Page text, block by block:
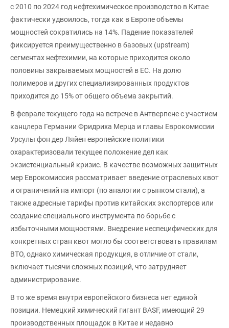
с 2010 по 2024 год нефтехимическое производство в Китае
фактически удвоилось, тогда как в Европе объемы
мощностей сократились на 14%. Падение показателей
фиксируется преимущественно в базовых (upstream)
сегментах нефтехимии, на которые приходится около
половины закрываемых мощностей в ЕС. На долю
полимеров и других специализированных продуктов
приходится до 15% от общего объема закрытий.
В феврале текущего года на встрече в Антверпене с участием
канцлера Германии Фридриха Мерца и главы Еврокомиссии
Урсулы фон дер Ляйен европейские политики
охарактеризовали текущее положение дел как
экзистенциальный кризис. В качестве возможных защитных
мер Еврокомиссия рассматривает введение отраслевых квот
и ограничений на импорт (по аналогии с рынком стали), а
также адресные тарифы против китайских экспортеров или
создание специального инструмента по борьбе с
избыточными мощностями. Внедрение неспецифических для
конкретных стран квот могло бы соответствовать правилам
ВТО, однако химическая продукция, в отличие от стали,
включает тысячи сложных позиций, что затрудняет
администрирование.
В то же время внутри европейского бизнеса нет единой
позиции. Немецкий химический гигант BASF, имеющий 29
производственных площадок в Китае и недавно